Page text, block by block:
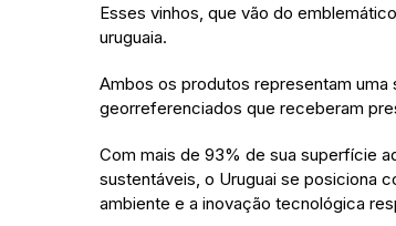
Esses vinhos, que vão do
uruguaia.
Ambos os produtos representam uma
georreferenciados que receberam
Com mais de 93% de sua superfície
sustentáveis, o Uruguai se posiciona
ambiente e a inovação tecnológica